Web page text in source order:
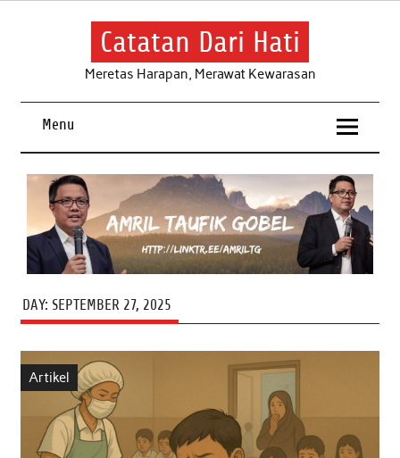
Skip
Catatan Dari Hati
Meretas Harapan, Merawat Kewarasan
Menu
DAY: SEPTEMBER 27, 2025
Artikel